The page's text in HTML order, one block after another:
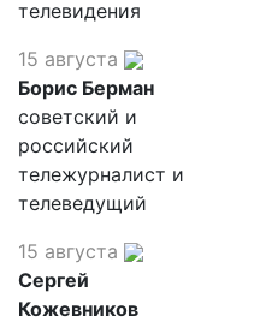
телевидения
15 августа
Борис Берман
советский и
российский
тележурналист и
телеведущий
15 августа
Сергей
Кожевников